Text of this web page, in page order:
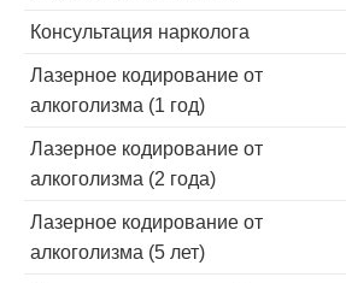
Консультация нарколога
Лазерное кодирование от
алкоголизма (1 год)
Лазерное кодирование от
алкоголизма (2 года)
Лазерное кодирование от
алкоголизма (5 лет)